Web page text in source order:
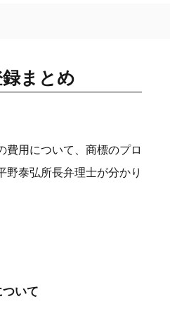
まとめ
費用について、商標のプロ
野泰弘所長弁理士が分かり
いて